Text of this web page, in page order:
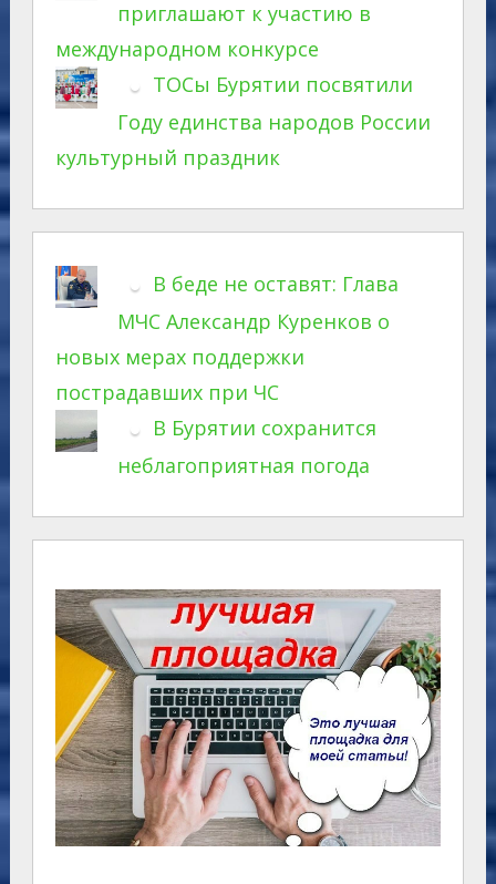
приглашают к участию в
международном конкурсе
ТОСы Бурятии посвятили
Году единства народов России
культурный праздник
В беде не оставят: Глава
МЧС Александр Куренков о
новых мерах поддержки
пострадавших при ЧС
В Бурятии сохранится
неблагоприятная погода